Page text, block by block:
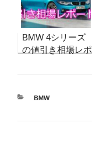
も
BMW 4シリーズ
の値引き相場レポ
から合格ラインを
カ
BMW